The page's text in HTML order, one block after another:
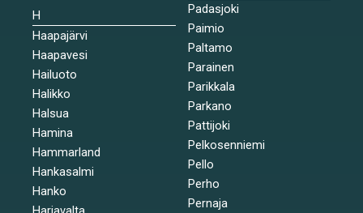
H
Haapajärvi
Haapavesi
Hailuoto
Halikko
Halsua
Hamina
Hammarland
Hankasalmi
Hanko
Padasjoki
Paimio
Paltamo
Parainen
Parikkala
Parkano
Pattijoki
Pelkosenniemi
Pello
Perho
Pernaja